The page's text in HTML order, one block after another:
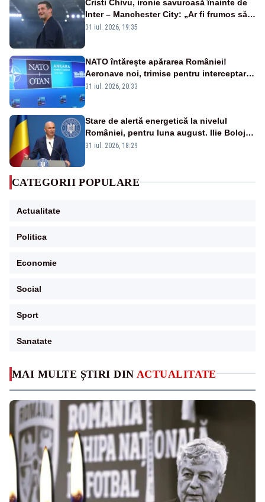
MAI MULTE ȘTIRI DIN ACTUALITATE
Cristi Chivu, ironie savuroasă înainte de
Inter – Manchester City: „Ar fi frumos să
mai cumpărați și de la noi”
31 iul. 2026, 19:35
NATO întărește apărarea României!
Aeronave noi, trimise pentru interceptarea
și distrugerea dronelor
31 iul. 2026, 20:33
Stare de alertă energetică la nivelul
României, pentru luna august. Ilie Bolojan
a anunțat importuri și posibile restricții –
31 iul. 2026, 18:29
CATEGORII POPULARE
Actualitate
Politica
Economie
Social
Sport
Sanatate